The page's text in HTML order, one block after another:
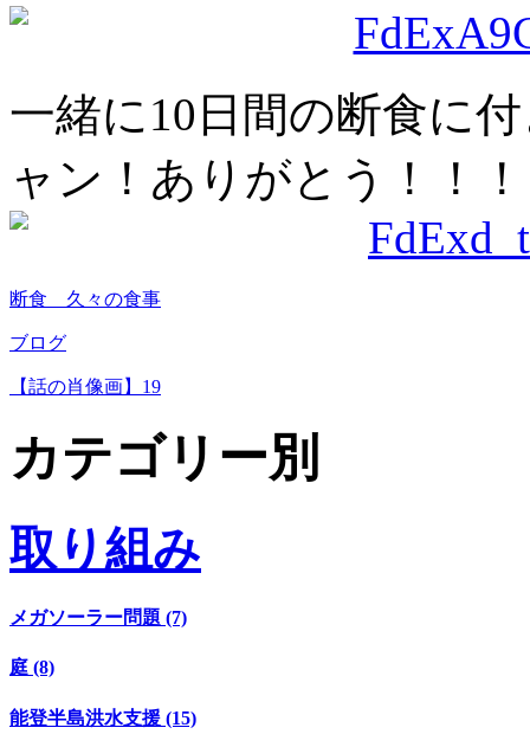
一緒に10日間の断食に
ャン！ありがとう！！
断食 久々の食事
ブログ
【話の肖像画】19
カテゴリー別
取り組み
メガソーラー問題 (7)
庭 (8)
能登半島洪水支援 (15)